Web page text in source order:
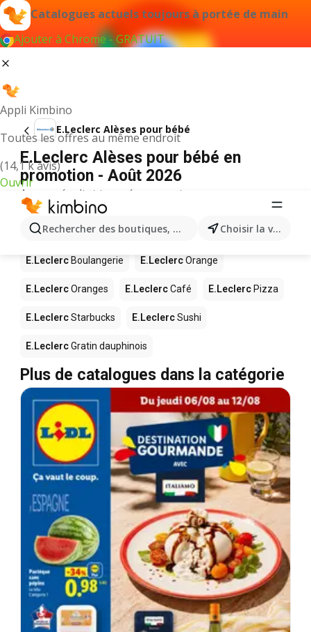
Catalogues actuels toujours à portée de main
Ajouter à Chrome - GRATUIT
Appli Kimbino
Toutes les offres au même endroit
(14,1 k avis)
Ouvrir
Rechercher des boutiques, des catégories, des Choisir la ville
E.Leclerc Alèses pour bébé
E.Leclerc Alèses pour bébé en
promotion - Août 2026
Aucun résultat trouvé pour ce terme.
D’autres produits dans les magasins
E.Leclerc
E.Leclerc Boulangerie E.LeclercOrange
E.LeclercOranges E.LeclercCafé E.Leclerc Pizza
E.LeclercStarbucks E.LeclercSushi
E.LeclercGratin dauphinois
Plus de catalogues dans la catégorie